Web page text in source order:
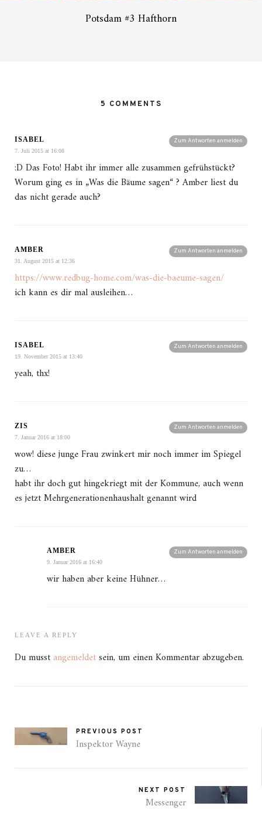
Potsdam #3 Hafthorn
5 COMMENTS
Zum Antworten anmelden
ISABEL
7. Juli 2015 at 16:08
:D Das Foto! Habt ihr immer alle zusammen gefrühstückt?
Worum ging es in „Was die Bäume sagen“ ? Amber liest du
das nicht gerade auch?
Zum Antworten anmelden
AMBER
31. August 2015 at 12:36
https://www.redbug-home.com/was-die-baeume-sagen/
ich kann es dir mal ausleihen…
Zum Antworten anmelden
ISABEL
19. November 2015 at 13:40
yeah, thx!
Zum Antworten anmelden
ZIS
7. Januar 2016 at 18:00
wow! diese junge Frau zwinkert mir noch immer im Spiegel
zu…
habt ihr doch gut hingekriegt mit der Kommune, auch wenn
es jetzt Mehrgenerationenhaushalt genannt wird
Zum Antworten anmelden
AMBER
9. Januar 2016 at 16:40
wir haben aber keine Hühner…
LEAVE A REPLY
Du musst angemeldetsein, um einen Kommentar abzugeben.
PREVIOUS POST
Inspektor Wayne
NEXT POST
Messenger